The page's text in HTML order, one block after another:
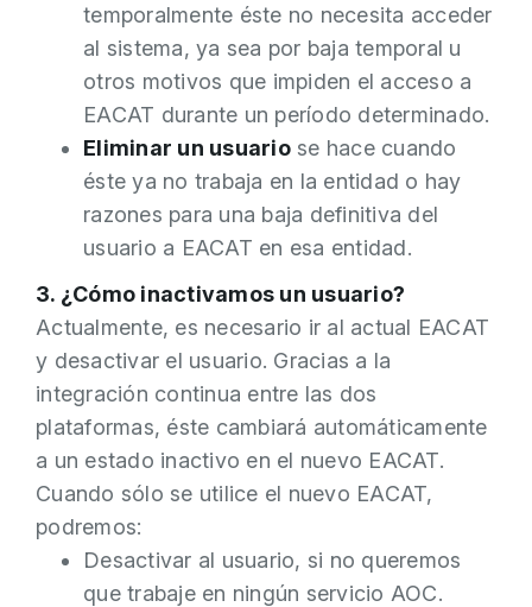
temporalmente éste no necesita acceder
al sistema, ya sea por baja temporal u
otros motivos que impiden el acceso a
EACAT durante un período determinado.
Eliminar un usuariose hace cuando
éste ya no trabaja en la entidad o hay
razones para una baja definitiva del
usuario a EACAT en esa entidad.
3. ¿Cómo inactivamos un usuario?
Actualmente, es necesario ir al actual EACAT
y desactivar el usuario. Gracias a la
integración continua entre las dos
plataformas, éste cambiará automáticamente
a un estado inactivo en el nuevo EACAT.
Cuando sólo se utilice el nuevo EACAT,
podremos:
Desactivar al usuario, si no queremos
que trabaje en ningún servicio AOC.